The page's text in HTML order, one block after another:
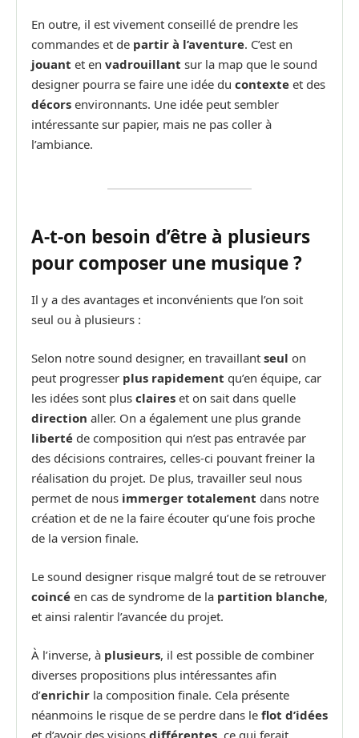
En outre, il est vivement conseillé de prendre les
commandes et de partir à l’aventure. C’est en
jouant et en vadrouillant sur la map que le sound
designer pourra se faire une idée du contexte et des
décors environnants. Une idée peut sembler
intéressante sur papier, mais ne pas coller à
l’ambiance.
A-t-on besoin d’être à plusieurs
pour composer une musique ?
Il y a des avantages et inconvénients que l’on soit
seul ou à plusieurs :
Selon notre sound designer, en travaillant seul on
peut progresser plus rapidement qu’en équipe, car
les idées sont plus claires et on sait dans quelle
direction aller. On a également une plus grande
liberté de composition qui n’est pas entravée par
des décisions contraires, celles-ci pouvant freiner la
réalisation du projet. De plus, travailler seul nous
permet de nous immerger totalement dans notre
création et de ne la faire écouter qu’une fois proche
de la version finale.
Le sound designer risque malgré tout de se retrouver
coincé en cas de syndrome de la partition blanche,
et ainsi ralentir l’avancée du projet.
À l’inverse, à plusieurs, il est possible de combiner
diverses propositions plus intéressantes afin
d’enrichir la composition finale. Cela présente
néanmoins le risque de se perdre dans le flot d’idées
et d’avoir des visions différentes, ce qui ferait